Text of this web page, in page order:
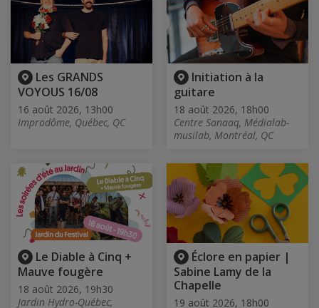
Les GRANDS
VOYOUS 16/08
16 août 2026, 13h00
Improdôme, Québec, QC
Initiation à la
guitare
18 août 2026, 18h00
Centre Sanaaq, Médialab-
musilab, Montréal, QC
Le Diable à Cinq +
Mauve fougère
18 août 2026, 19h30
Jardin Hydro-Québec,
Éclore en papier |
Sabine Lamy de la
Chapelle
19 août 2026, 18h00